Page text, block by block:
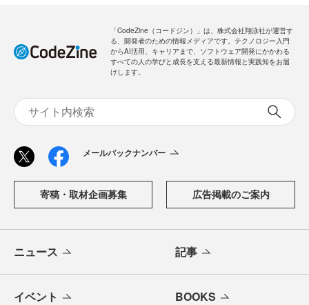
「CodeZine（コードジン）」は、株式会社翔泳社が運営す
る、開発者のための情報メディアです。テクノロジー入門
からAI活用、キャリアまで、ソフトウェア開発にかかわる
すべての人の学びと成長を支える最新情報と実践知をお届
けします。
メールバックナンバー
寄稿・取材企画募集 広告掲載のご案内
ニュース 記事
イベント BOOKS